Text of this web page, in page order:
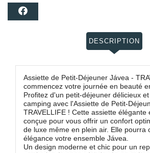
DESCRIPTION
Assiette de Petit-Déjeuner Jávea -
commencez votre journée en beauté
Profitez d'un petit-déjeuner délicieux
camping avec l'Assiette de Petit-
TRAVELLIFE ! Cette assiette élégante
conçue pour vous offrir un confort
de luxe même en plein air. Elle pourra
élégance votre ensemble Jávea.
Un design moderne et chic pour un